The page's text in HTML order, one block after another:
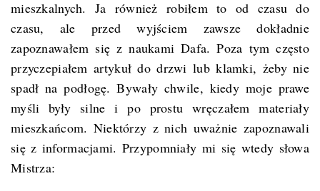
mieszkalnych. Ja również robiłem to od czasu do
czasu, ale przed wyjściem zawsze dokładnie
zapoznawałem się z naukami Dafa. Poza tym często
przyczepiałem artykuł do drzwi lub klamki, żeby nie
spadł na podłogę. Bywały chwile, kiedy moje prawe
myśli były silne i po prostu wręczałem materiały
mieszkańcom. Niektórzy z nich uważnie zapoznawali
się z informacjami. Przypomniały mi się wtedy słowa
Mistrza: